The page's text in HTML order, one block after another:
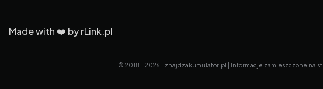
Made with ❤️ byrLink.pl
© 2018 - 2026 - znajdzakumulator.pl | Informacje zamieszczone na